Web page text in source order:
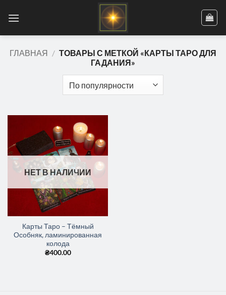
ГЛАВНАЯ / ТОВАРЫ С МЕТКОЙ «КАРТЫ ТАРО ДЛЯ
ГАДАНИЯ»
НЕТ В НАЛИЧИИ
Карты Таро – Тёмный
Особняк, ламинированная
колода
₴400.00